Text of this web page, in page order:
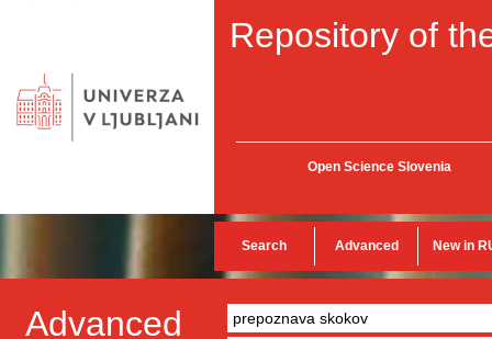
Repository of
Open Science Slovenia
Search Advanced New in
Advanced